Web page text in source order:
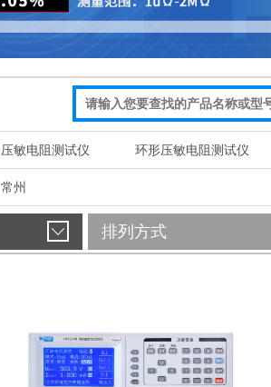
压敏电阻测试仪 环形压敏电阻测试仪
常州
排列方式